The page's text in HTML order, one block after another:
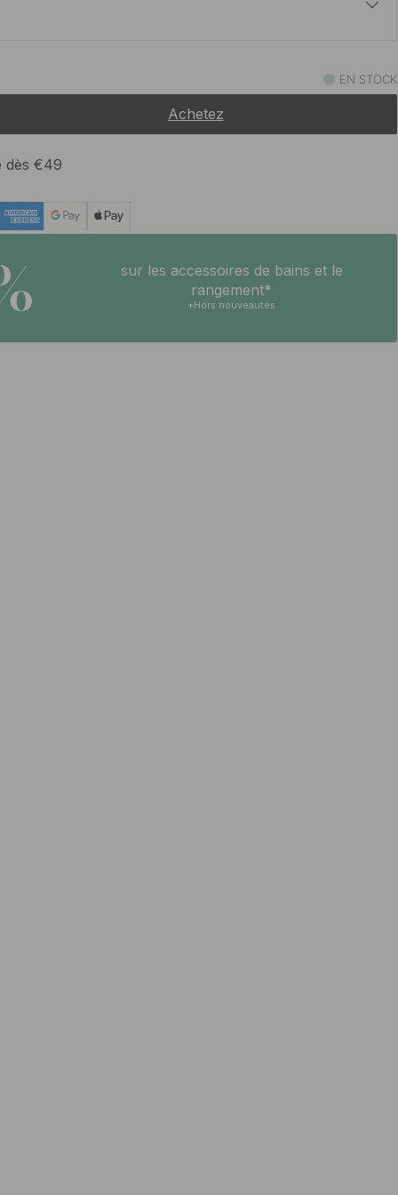
En stock
EN STOCK
Achetez
dès €49
sur les accessoires de bains et le
rangement*
*Hors nouveautés